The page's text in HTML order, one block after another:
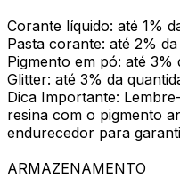
Corante líquido: até 1%
Pasta corante: até 2%
Pigmento em pó: até 3%
Glitter: até 3% da
Dica Importante:
resina com o pigmento
endurecedor para
ARMAZENAMENTO